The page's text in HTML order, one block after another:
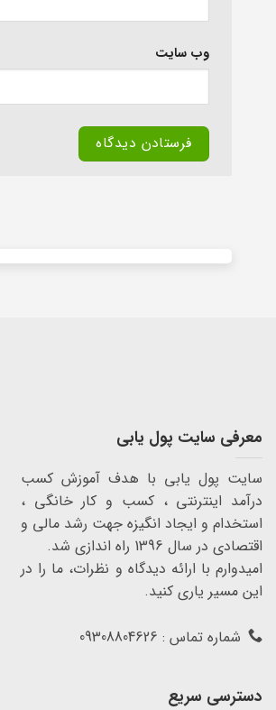
وب‌ سایت
معرفی سایت پول یابی
سایت پول یابی با هدف آموزش کسب
درآمد اینترنتی ، کسب و کار خانگی ،
استخدام و ایجاد انگیزه جهت رشد مالی و
اقتصادی در سال 1396 راه اندازی شد.
امیدوارم با ارائه دیدگاه و نظرات، ما را در
این مسیر یاری کنید.
شماره تماس : 09308804626
دسترسی سریع